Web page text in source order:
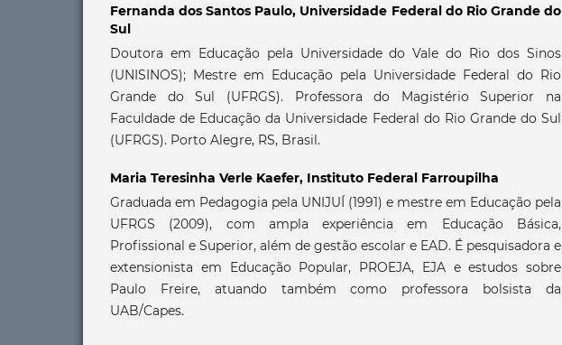
Fernanda dos Santos Paulo, Universidade Federal do Rio Grande do
Sul
Doutora em Educação pela Universidade do Vale do Rio dos Sinos
(UNISINOS); Mestre em Educação pela Universidade Federal do Rio
Grande do Sul (UFRGS). Professora do Magistério Superior na
Faculdade de Educação da Universidade Federal do Rio Grande do Sul
(UFRGS). Porto Alegre, RS, Brasil.
Maria Teresinha Verle Kaefer, Instituto Federal Farroupilha
Graduada em Pedagogia pela UNIJUÍ (1991) e mestre em Educação pela
UFRGS (2009), com ampla experiência em Educação Básica,
Profissional e Superior, além de gestão escolar e EAD. É pesquisadora e
extensionista em Educação Popular, PROEJA, EJA e estudos sobre
Paulo Freire, atuando também como professora bolsista da
UAB/Capes.